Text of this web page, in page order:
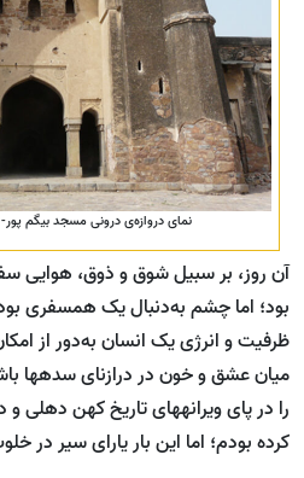
نمای دروازه‌ی درونی مسجد بیگم
آن روز، بر سبیل شوق و ذوق، هوایی
بود؛ اما چشم به‌دنبال یک هم­سفری
ظرفیت و انرژی یک انسان به‌دور از
میان عشق و خون در درازنای سده­ها
را در پای ویرانه­های تاریخ کهن دهلی
کرده بودم؛ اما این بار یارای سیر در